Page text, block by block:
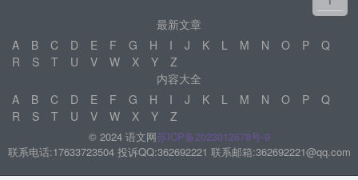
最新文章
A
B C D E F G H I J K L M N O P
Q
R
S T U V W X Y
Z
内容大全
A
B C D E F G H I J K L M N O P
Q
R
S T U V W X Y Z
© 2024 语文网苏ICP备2023012678号-9
联系电话:17633723504 投诉QQ:362692221 联系邮箱:362692221@qq.com